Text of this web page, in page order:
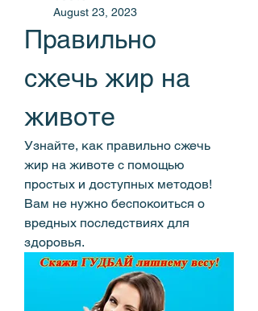
August 23, 2023
Правильно
сжечь жир на
животе
Узнайте, как правильно сжечь
жир на животе с помощью
простых и доступных методов!
Вам не нужно беспокоиться о
вредных последствиях для
здоровья.